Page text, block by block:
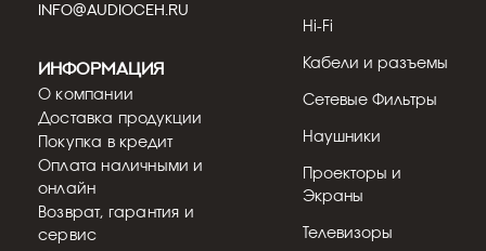
INFO@AUDIOCEH.RU
Hi-Fi
Кабели и разъемы
Сетевые Фильтры
Наушники
Проекторы и
Экраны
Телевизоры
Информация
О компании
Доставка продукции
Покупка в кредит
Оплата наличными и
онлайн
Возврат, гарантия и
сервис